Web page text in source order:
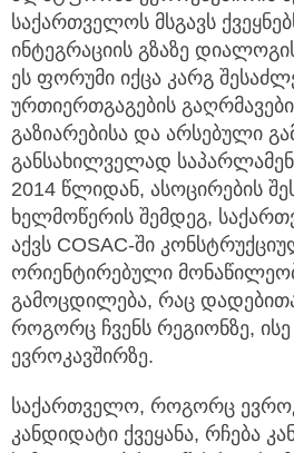
საქართველოს მსგავს
ინტეგრაციის გზაზე
ეს ფორუმი იქცა კარგ
ურთიერთგაგების
გაზიარებისა და არსებული
განსახილველად
2014 წლიდან, ასოცირების
ხელმოწერის შემდეგ,
აქვს COSAC-ში
ორიენტირებული
გამოცდილება, რაც
როგორც ჩვენს რეგიონზე,
ევროკავშირზე.
საქართველო, როგორც
კანდიდატი ქვეყანა, რჩება